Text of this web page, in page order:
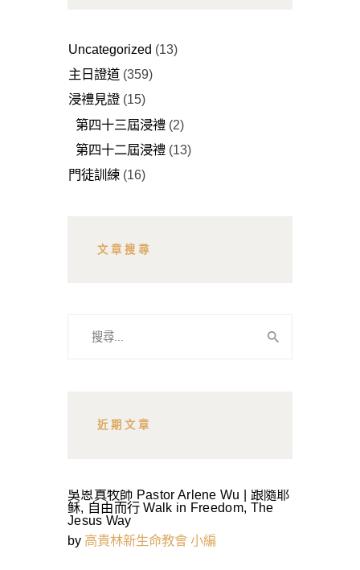
Uncategorized (13)
主日證道 (359)
浸禮見證 (15)
第四十三屆浸禮 (2)
第四十二屆浸禮 (13)
門徒訓練 (16)
文章搜尋
近期文章
吳恩真牧師 Pastor Arlene Wu | 跟隨耶
稣, 自由而行 Walk in Freedom, The
Jesus Way
by 高貴林新生命教會 小編